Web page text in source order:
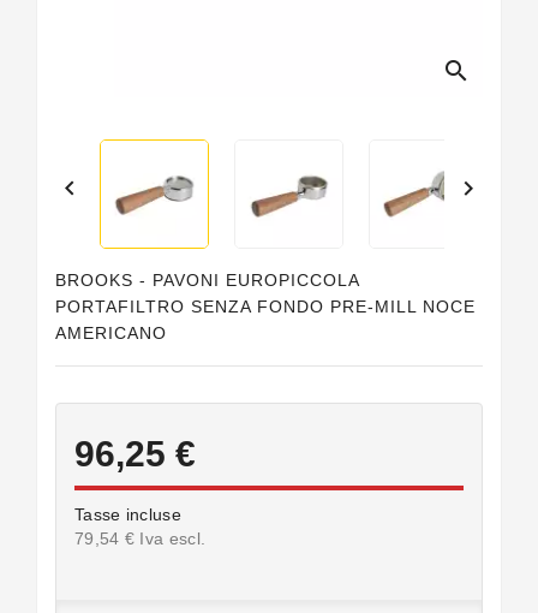
search
 
BROOKS - PAVONI EUROPICCOLA
PORTAFILTRO SENZA FONDO PRE-MILL NOCE
AMERICANO
96,25 €
Tasse incluse
79,54 € Iva escl.